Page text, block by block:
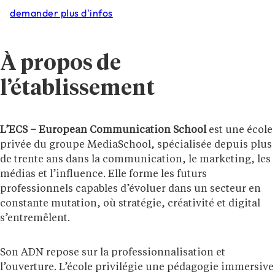
demander plus d'infos
À propos de
l’établissement
L’ECS – European Communication Schoolest une école
privée du groupe MediaSchool, spécialisée depuis plus
de trente ans dans la communication, le marketing, les
médias et l’influence. Elle forme les futurs
professionnels capables d’évoluer dans un secteur en
constante mutation, où stratégie, créativité et digital
s’entremêlent.
Son ADN repose sur la professionnalisation et
l’ouverture. L’école privilégie une pédagogie immersive